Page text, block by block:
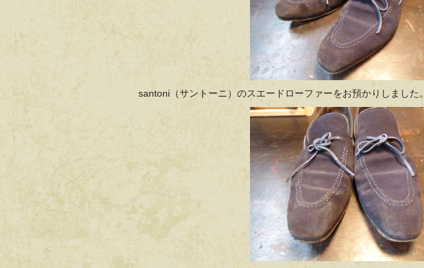
santoni（サントーニ）のスエードローファーをお預かりしました。